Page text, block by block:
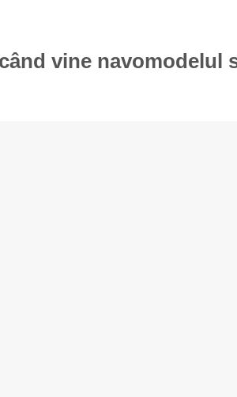
vine navomodelul